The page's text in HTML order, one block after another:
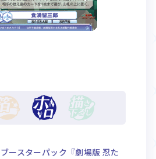
ブースターパック『劇場版 忍た